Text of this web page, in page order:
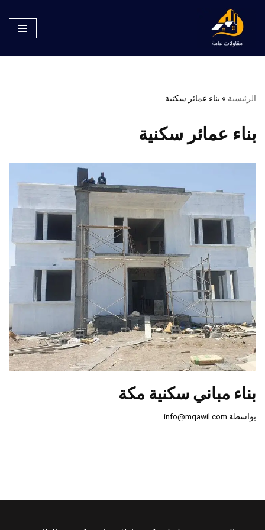
تخطى
الرئيسية » بناء عمائر سكنية
بناء عمائر سكنية
بناء مباني سكنية مكة
بواسطة info@mqawil.com